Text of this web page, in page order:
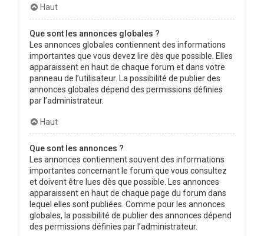
Haut
Que sont les annonces globales ?
Les annonces globales contiennent des informations
importantes que vous devez lire dès que possible. Elles
apparaissent en haut de chaque forum et dans votre
panneau de l’utilisateur. La possibilité de publier des
annonces globales dépend des permissions définies
par l’administrateur.
Haut
Que sont les annonces ?
Les annonces contiennent souvent des informations
importantes concernant le forum que vous consultez
et doivent être lues dès que possible. Les annonces
apparaissent en haut de chaque page du forum dans
lequel elles sont publiées. Comme pour les annonces
globales, la possibilité de publier des annonces dépend
des permissions définies par l’administrateur.